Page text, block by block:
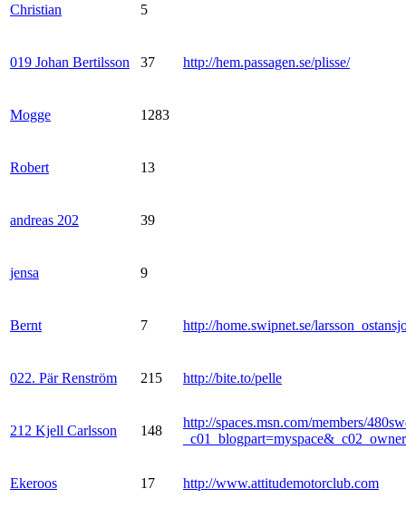
Christian 5
019 Johan Bertilsson 37 http://hem.passagen.se/plisse/
Mogge 1283
Robert 13
andreas 202 39
jensa 9
Bernt 7 http://home.swipnet.se/
022. Pär Renström 215 http://bite.to/pelle
212 Kjell Carlsson 148
http://spaces.msn.com/members/
Ekeroos 17 http://www.attitudemotorclub.com